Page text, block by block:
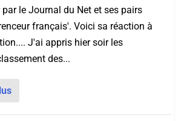
par le Journal du Net et ses pairs
français'. Voici sa réaction à
J'ai appris hier soir les
des...